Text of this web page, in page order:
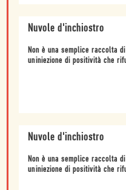
Nuvole d'inchiostro
Non è una semplice raccolta
uniniezione di positività che
Nuvole d'inchiostro
Non è una semplice raccolta
uniniezione di positività che